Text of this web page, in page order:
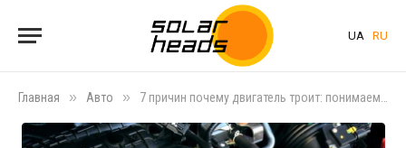
UA RU
Главная » Авто » 7 причин почему двигатель троит: понимаем проблему